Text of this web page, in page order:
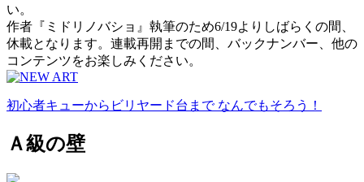
い。
作者『ミドリノバショ』執筆のため6/19よりしばらくの間、
休載となります。連載再開までの間、バックナンバー、他の
コンテンツをお楽しみください。
初心者キューからビリヤード台まで なんでもそろう！
Ａ級の壁